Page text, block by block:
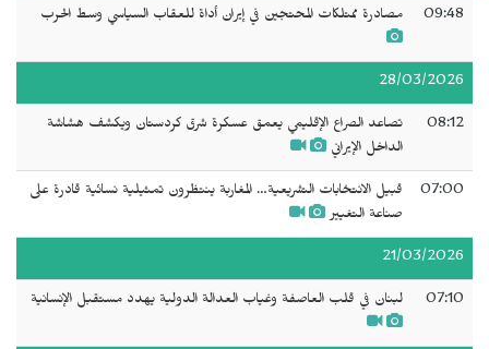
09:48 مصادرة ممتلكات المحتجين في إيران أداة للعقاب السياسي وسط الحرب
28/03/2026
08:12
تصاعد الصراع الإقليمي يعمق عسكرة شرق كردستان ويكشف هشاشة
الداخل الإيراني
07:00
قبيل الانتخابات التشريعية… المغاربة ينتظرون تمثيلية نسائية قادرة على
صناعة التغيير
21/03/2026
07:10 لبنان في قلب العاصفة وغياب العدالة الدولية يهدد مستقبل الإنسانية